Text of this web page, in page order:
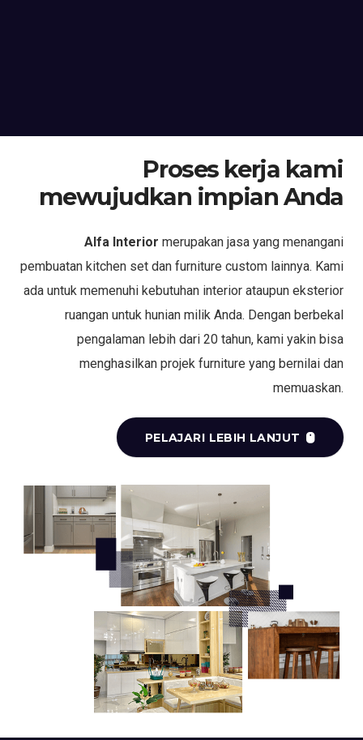
Proses kerja kami
mewujudkan impian Anda
Alfa Interior merupakan jasa yang menangani
pembuatan kitchen set dan furniture custom lainnya. Kami
ada untuk memenuhi kebutuhan interior ataupun eksterior
ruangan untuk hunian milik Anda. Dengan berbekal
pengalaman lebih dari 20 tahun, kami yakin bisa
menghasilkan projek furniture yang bernilai dan
memuaskan.
PELAJARI LEBIH LANJUT